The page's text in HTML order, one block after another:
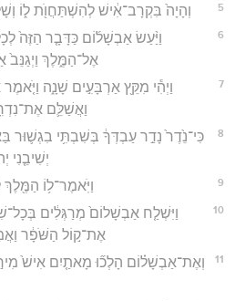
5 וְהָיָה֙ בִּקְרָב־אִ֔ישׁ לְהִשְׁתַּחֲוֺ֖ת ל֑וֹ
6
וַיַּ֨עַשׂ אַבְשָׁל֜וֹם כַּדָּבָ֤ר הַזֶּה֙
אֶל־הַמֶּ֑לֶךְ וַיְגַנֵּב֙
7
וַיְהִ֕י מִקֵּ֖ץ אַרְבָּעִ֣ים שָׁנָ֑ה
וַאֲשַׁלֵּ֛ם
8
כִּי־נֵ֙דֶר֙ נָדַ֣ר עַבְדְּךָ֔ בְּשִׁבְתִּ֥י בִגְשׁ֛וּר
יְשִׁיבֵ֤נִי
9 וַיֹּֽאמֶר־ל֥וֹ הַמֶּ֖לֶךְ
10
וַיִּשְׁלַ֤ח אַבְשָׁלוֹם֙ מְרַגְּלִ֔ים
אֶת־ק֣וֹל הַשֹּׁפָ֔ר
11
וְאֶת־אַבְשָׁל֗וֹם הָלְכ֞וּ מָאתַ֤יִם אִישׁ֙